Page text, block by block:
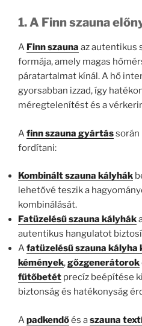
1. A Finn szauna
A Finn szauna az autentikus
formája, amely magas
páratartalmat kínál. A hő
gyorsabban izzad, így
méregtelenítést és a
Afinn szauna gyártássorán
fordítani:
Kombinált szauna kályhák
lehetővé teszik a
kombinálását.
Fatüzelésű szauna kályhák
autentikus hangulatot
Afatüzelésű szauna kályha
kémények,gőzgenerátorok
fűtőbetét precíz beépítése
biztonság és hatékonyság
Apadkendőés aszauna